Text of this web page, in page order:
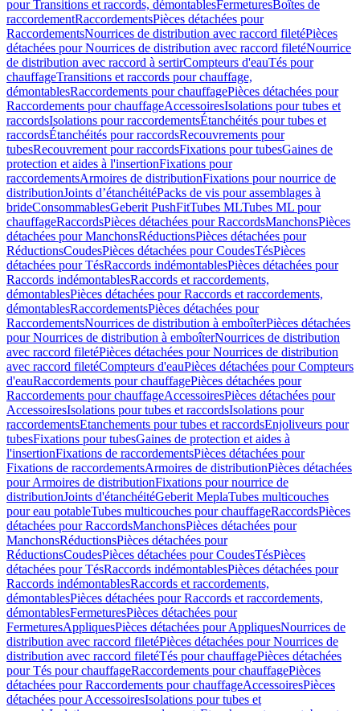
pour Transitions et raccords, démontablesFermeturesBoîtes de
raccordementRaccordementsPièces détachées pour
RaccordementsNourrices de distribution avec raccord filetéPièces
détachées pour Nourrices de distribution avec raccord filetéNourrice
de distribution avec raccord à sertirCompteurs d'eauTés pour
chauffageTransitions et raccords pour chauffage,
démontablesRaccordements pour chauffagePièces détachées pour
Raccordements pour chauffageAccessoiresIsolations pour tubes et
raccordsIsolations pour raccordementsÉtanchéités pour tubes et
raccordsÉtanchéités pour raccordsRecouvrements pour
tubesRecouvrement pour raccordsFixations pour tubesGaines de
protection et aides à l'insertionFixations pour
raccordementsArmoires de distributionFixations pour nourrice de
distributionJoints d’étanchéitéPacks de vis pour assemblages à
brideConsommablesGeberit PushFitTubes MLTubes ML pour
chauffageRaccordsPièces détachées pour RaccordsManchonsPièces
détachées pour ManchonsRéductionsPièces détachées pour
RéductionsCoudesPièces détachées pour CoudesTésPièces
détachées pour TésRaccords indémontablesPièces détachées pour
Raccords indémontablesRaccords et raccordements,
démontablesPièces détachées pour Raccords et raccordements,
démontablesRaccordementsPièces détachées pour
RaccordementsNourrices de distribution à emboîterPièces détachées
pour Nourrices de distribution à emboîterNourrices de distribution
avec raccord filetéPièces détachées pour Nourrices de distribution
avec raccord filetéCompteurs d'eauPièces détachées pour Compteurs
d'eauRaccordements pour chauffagePièces détachées pour
Raccordements pour chauffageAccessoiresPièces détachées pour
AccessoiresIsolations pour tubes et raccordsIsolations pour
raccordementsEtanchements pour tubes et raccordsEnjoliveurs pour
tubesFixations pour tubesGaines de protection et aides à
l'insertionFixations de raccordementsPièces détachées pour
Fixations de raccordementsArmoires de distributionPièces détachées
pour Armoires de distributionFixations pour nourrice de
distributionJoints d'étanchéitéGeberit MeplaTubes multicouches
pour eau potableTubes multicouches pour chauffageRaccordsPièces
détachées pour RaccordsManchonsPièces détachées pour
ManchonsRéductionsPièces détachées pour
RéductionsCoudesPièces détachées pour CoudesTésPièces
détachées pour TésRaccords indémontablesPièces détachées pour
Raccords indémontablesRaccords et raccordements,
démontablesPièces détachées pour Raccords et raccordements,
démontablesFermeturesPièces détachées pour
FermeturesAppliquesPièces détachées pour AppliquesNourrices de
distribution avec raccord filetéPièces détachées pour Nourrices de
distribution avec raccord filetéTés pour chauffagePièces détachées
pour Tés pour chauffageRaccordements pour chauffagePièces
détachées pour Raccordements pour chauffageAccessoiresPièces
détachées pour AccessoiresIsolations pour tubes et